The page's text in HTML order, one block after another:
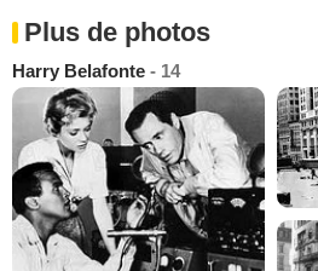
Plus de photos
Harry Belafonte - 14